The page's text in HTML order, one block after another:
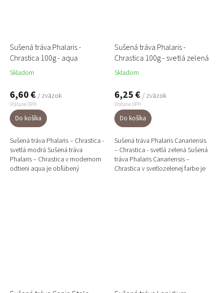
Sušená tráva Phalaris -
Chrastica 100g - aqua
Skladom
6,60 € / zväzok
Vrátane DPH
Do košíka
Sušená tráva Phalaris – Chrastica -
svetlá modrá Sušená tráva
Phalaris – Chrastica v modernom
odtieni aqua je obľúbený
Sušená tráva Phalaris -
Chrastica 100g - svetlá zelená
Skladom
6,25 € / zväzok
Vrátane DPH
Do košíka
Sušená tráva Phalaris Canariensis
– Chrastica - svetlá zelená Sušená
tráva Phalaris Canariensis –
Chrastica v svetlozelenej farbe je